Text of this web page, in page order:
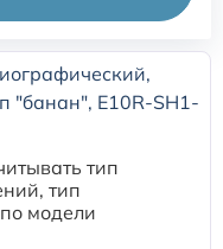
"банан", E10R-SH1-
тип
тип
модели
ИВЛ Hamilton
ИВЛ Mindray
ИВЛ Drager
Comen